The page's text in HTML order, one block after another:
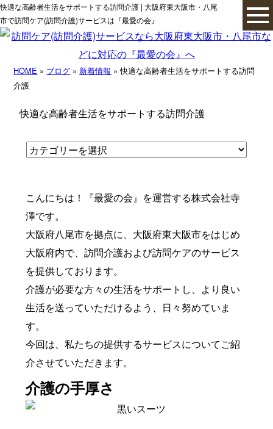
快適な高齢者生活をサポートする訪問介護 | 大阪府東大阪市・八尾
市で訪問ケア(訪問介護)サービスは『最愛の会』
HOME » ブログ » 新着情報 » 快適な高齢者生活をサポートする訪問
介護
快適な高齢者生活をサポートする訪問介護
こんにちは！『最愛の会』を運営する株式会社寺
澤です。
大阪府八尾市を拠点に、大阪府東大阪市をはじめ
大阪府内で、訪問介護および訪問ケアのサービス
を提供しております。
介護が必要な方々の生活をサポートし、より良い
生活を送っていただけるよう、日々努めていま
す。
今回は、私たちの提供するサービスについてご紹
介させていただきます。
介護の手厚さ